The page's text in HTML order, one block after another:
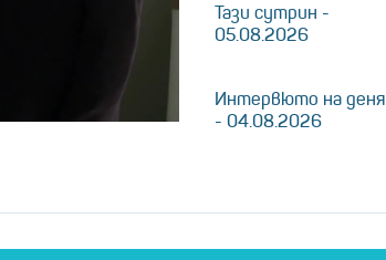
Тази сутрин -
05.08.2026
Интервюто на деня
- 04.08.2026